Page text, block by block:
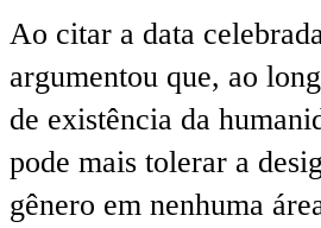
Ao citar a data
argumentou que, ao
de existência da
pode mais tolerar a
gênero em nenhuma